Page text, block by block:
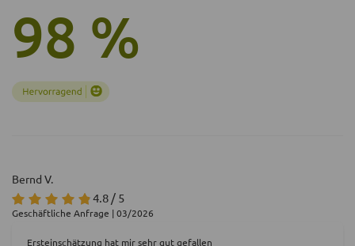
98 %
Bernd V.
4.8 / 5
Geschäftliche Anfrage | 03/2026
Ersteinschätzung hat mir sehr gut gefallen